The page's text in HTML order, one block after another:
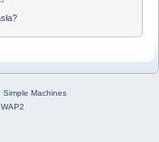
Simple Machines
WAP2